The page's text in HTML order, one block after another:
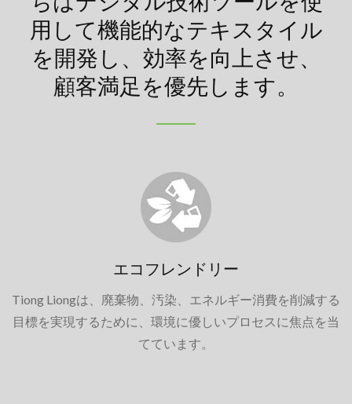
用して機能的なテキスタイル
を開発し、効率を向上させ、
顧客満足を優先します。
エコフレンドリー
Tiong Liongは、廃棄物、汚染、エネルギー消費を削減する
目標を実現するために、環境に優しいプロセスに焦点を当
てています。